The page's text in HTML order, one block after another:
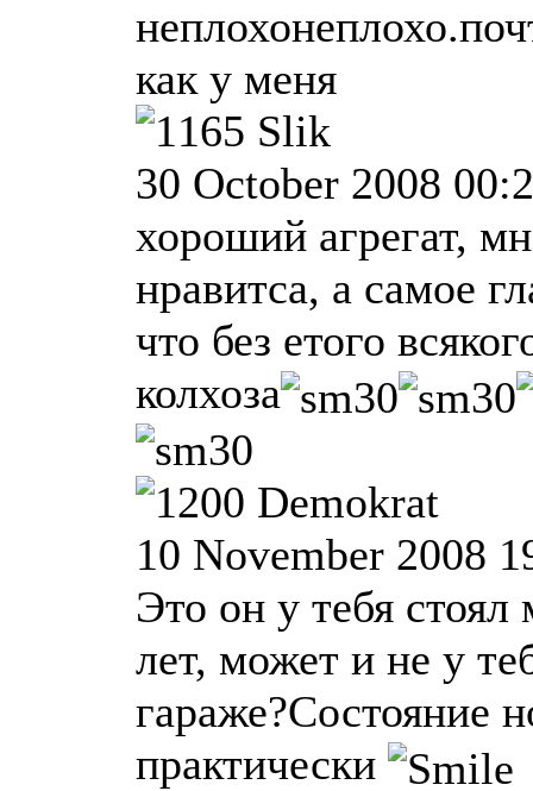
как у меня
Slik
30 October 2008
хороший агрегат,
нравитса, а самое
что без етого
колхоза
Demokrat
10 November 2008
Это он у тебя стоял
лет, может и не у
гараже?Состояние
практически